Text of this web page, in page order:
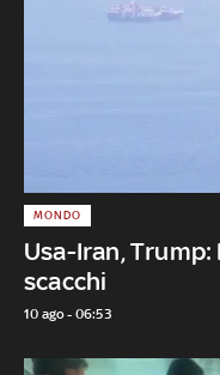
Usa-Iran,
scacchi
MONDO
10 ago - 06:53